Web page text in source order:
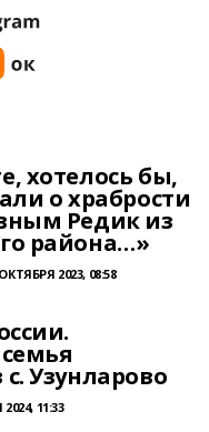
хотелось бы,
о храбрости
Редик из
района…»
2023, 08:58
Узунларово
11:33